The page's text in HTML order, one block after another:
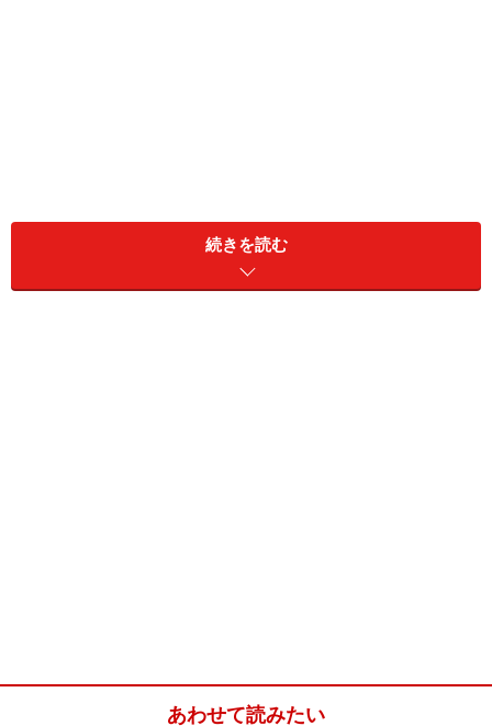
たり、パンを焼いたり、スープを作ったり、それぞれが
続きを読む
あわせて読みたい